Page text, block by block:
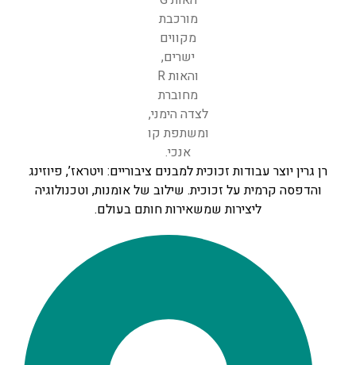
רן גרין יוצר עבודות זכוכית למבנים ציבוריים: ויטראז’, פיוזינג
והדפסה קרמית על זכוכית. שילוב של אומנות, וטכנולוגיה
ליצירות שמשאירות חותם בעולם.